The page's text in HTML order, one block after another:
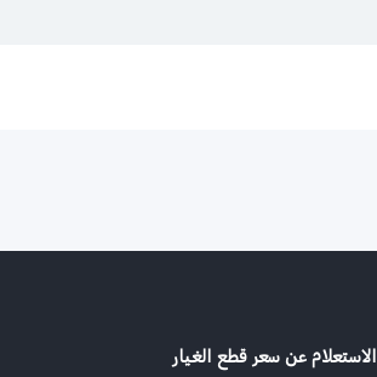
الاستعلام عن سعر قطع الغيار